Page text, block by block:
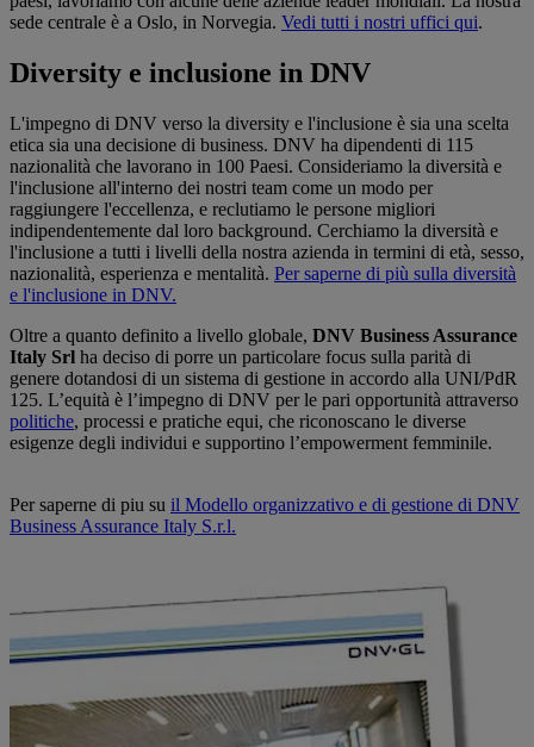
sede centrale è a Oslo, in Norvegia. Vedi tutti i nostri uffici qui.
Diversity e inclusione in DNV
L'impegno di DNV verso la diversity e l'inclusione è sia una scelta
etica sia una decisione di business. DNV ha dipendenti di 115
nazionalità che lavorano in 100 Paesi. Consideriamo la diversità e
l'inclusione all'interno dei nostri team come un modo per
raggiungere l'eccellenza, e reclutiamo le persone migliori
indipendentemente dal loro background. Cerchiamo la diversità e
l'inclusione a tutti i livelli della nostra azienda in termini di età, sesso,
nazionalità, esperienza e mentalità. Per saperne di più sulla diversità
e l'inclusione in DNV.
Oltre a quanto definito a livello globale, DNV Business Assurance
Italy Srl ha deciso di porre un particolare focus sulla parità di
genere dotandosi di un sistema di gestione in accordo alla UNI/PdR
125. L’equità è l’impegno di DNV per le pari opportunità attraverso
politiche, processi e pratiche equi, che riconoscano le diverse
esigenze degli individui e supportino l’empowerment femminile.
Per saperne di piu su il Modello organizzativo e di gestione di DNV
Business Assurance Italy S.r.l.